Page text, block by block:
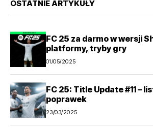
OSTATNIE ARTYKUŁY
FC 25 za darmo w wersji
platformy, tryby gry
01/05/2025
FC 25: Title Update #11 –
poprawek
23/03/2025